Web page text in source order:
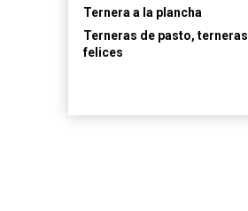
Ternera a la plancha
Terneras de pasto, terneras
felices